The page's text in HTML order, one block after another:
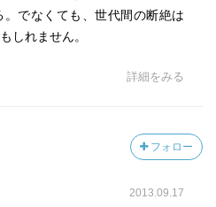
でなくても、世代間の断絶は
しれません。
詳細をみる
フォロー
2013.09.17